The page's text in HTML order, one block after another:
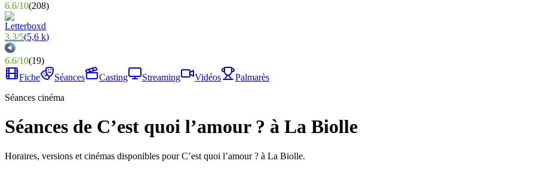
6.6/10(208)
3.3/5(5,6 k)
6.6/10(19)
Fiche
Séances Casting Streaming Vidéos
Palmarès
Séances cinéma
Séances de C’est quoi l’amour ? à La Biolle
Horaires, versions et cinémas disponibles pour C’est quoi l’amour ? à La Biolle.